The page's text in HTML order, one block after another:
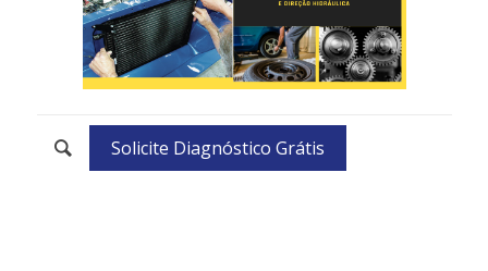
Solicite Diagnóstico Grátis